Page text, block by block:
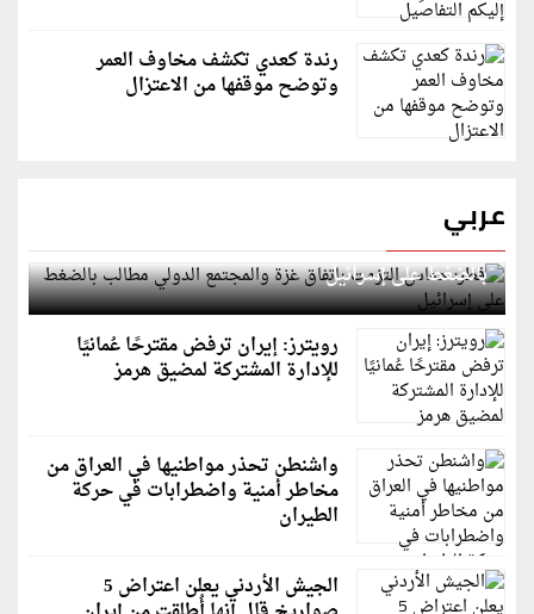
رندة كعدي تكشف مخاوف العمر
وتوضح موقفها من الاعتزال
عربي
قطر: حماس التزمت باتفاق غزة والمجتمع الدولي مطالب
بالضغط على إسرائيل
رويترز: إيران ترفض مقترحًا عُمانيًا
للإدارة المشتركة لمضيق هرمز
واشنطن تحذر مواطنيها في العراق من
مخاطر أمنية واضطرابات في حركة
الطيران
الجيش الأردني يعلن اعتراض 5